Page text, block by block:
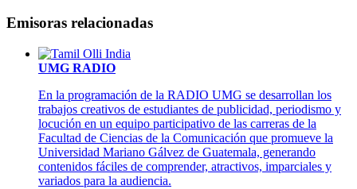
Emisoras relacionadas
UMG RADIO
En la programación de la RADIO UMG se desarrollan los
trabajos creativos de estudiantes de publicidad, periodismo y
locución en un equipo participativo de las carreras de la
Facultad de Ciencias de la Comunicación que promueve la
Universidad Mariano Gálvez de Guatemala, generando
contenidos fáciles de comprender, atractivos, imparciales y
variados para la audiencia.